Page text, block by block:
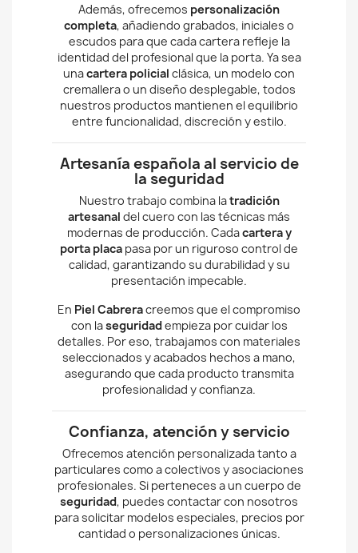
Además, ofrecemos personalización
completa, añadiendo grabados, iniciales o
escudos para que cada cartera refleje la
identidad del profesional que la porta. Ya sea
unacartera policial clásica, un modelo con
cremallera o un diseño desplegable, todos
nuestros productos mantienen el equilibrio
entre funcionalidad, discreción y estilo.
Artesanía española al servicio de
la seguridad
Nuestro trabajo combina latradición
artesanal del cuero con las técnicas más
modernas de producción. Cadacartera y
porta placa pasa por un riguroso control de
calidad, garantizando su durabilidad y su
presentación impecable.
En Piel Cabreracreemos que el compromiso
con laseguridadempieza por cuidar los
detalles. Por eso, trabajamos con materiales
seleccionados y acabados hechos a mano,
asegurando que cada producto transmita
profesionalidad y confianza.
Confianza, atención y servicio
Ofrecemos atención personalizada tanto a
particulares como a colectivos y asociaciones
profesionales. Si perteneces a un cuerpo de
seguridad, puedes contactar con nosotros
para solicitar modelos especiales, precios por
cantidad o personalizaciones únicas.